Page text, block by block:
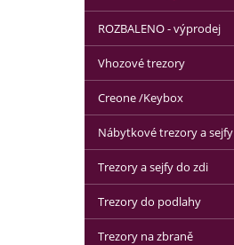
ROZBALENO - výprodej
Vhozové trezory
Creone /Keybox
Nábytkové trezory a sejfy
Trezory a sejfy do zdi
Trezory do podlahy
Trezory na zbraně